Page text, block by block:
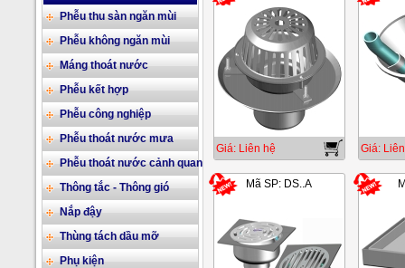
Phễu thu sàn ngăn mùi
Phễu không ngăn mùi
Máng thoát nước
Phễu kết hợp
Phễu công nghiệp
Phễu thoát nước mưa
Phễu thoát nước cảnh quan
Thông tắc - Thông gió
Nắp đậy
Thùng tách dầu mỡ
Phụ kiện
Giá: Liên hệ Giá:
Mã SP: DS..A